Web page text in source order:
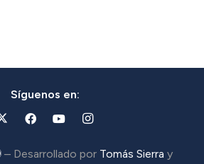
Síguenos en:
– Desarrollado por Tomás Sierra y